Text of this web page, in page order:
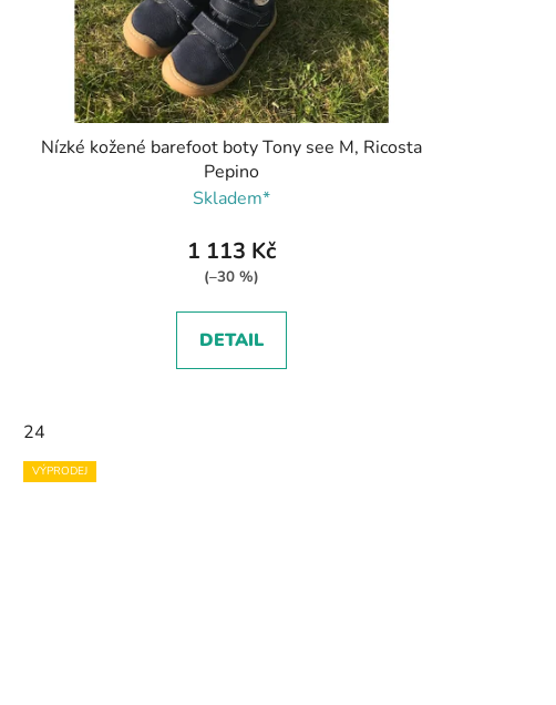
Nízké kožené barefoot boty Tony see M, Ricosta
Pepino
Skladem*
1 113 Kč
(–30 %)
DETAIL
24
VÝPRODEJ